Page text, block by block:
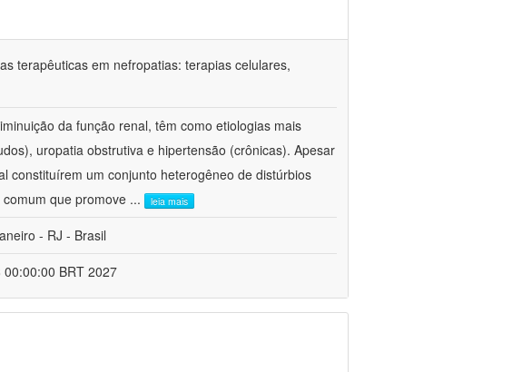
terapêuticas em nefropatias: terapias celulares,
da função renal, têm como etiologias mais
uropatia obstrutiva e hipertensão (crônicas). Apesar
constituírem um conjunto heterogêneo de distúrbios
que promove ... leia mais
- RJ - Brasil
BRT 2027